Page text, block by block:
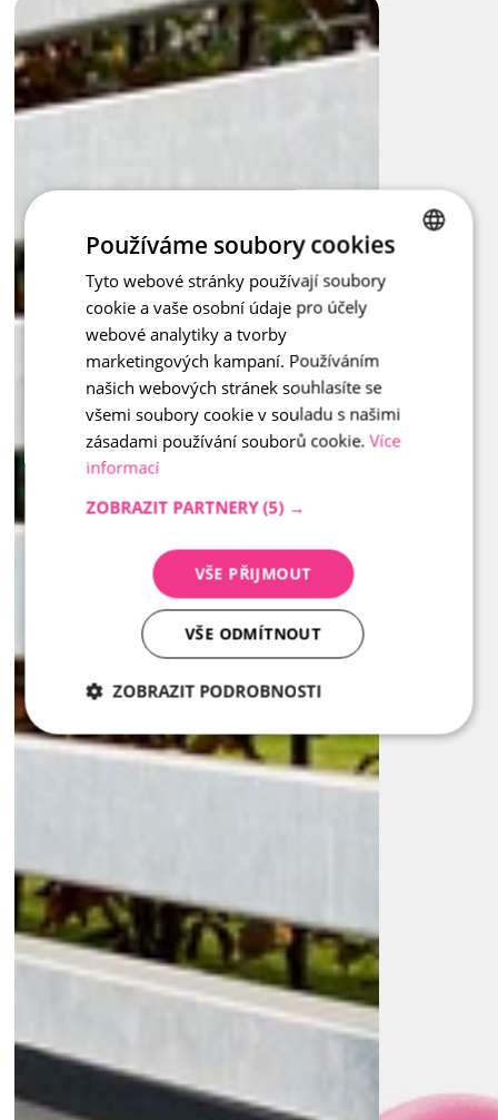
CZECH
Používáme soubory cookies
Tyto webové stránky používají soubory
cookie a vaše osobní údaje pro účely
webové analytiky a tvorby
marketingových kampaní. Používáním
našich webových stránek souhlasíte se
všemi soubory cookie v souladu s našimi
zásadami používání souborů cookie. Více
informací
ZOBRAZIT PARTNERY (5) →
VŠE PŘIJMOUT
VŠE ODMÍTNOUT
ZOBRAZIT PODROBNOSTI
Nezbytně
nutné
Analytika Marketing
Nezbytně nutné soubory
Analytika
Marketing
Nezbytně nutné soubory cookie umožňují základní
funkce webových stránek, jako je přihlášení
uživatele a správa účtu. Webové stránky nelze bez
Doména
Vyprší Popis